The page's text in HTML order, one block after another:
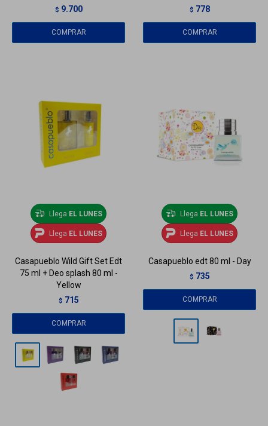
$ 9.700 $ 778
Llega EL LUNES
Llega EL LUNES
Casapueblo Wild Gift Set Edt
75 ml + Deo splash 80 ml -
Yellow
$ 715
Llega EL LUNES
Llega EL LUNES
Casapueblo edt 80 ml - Day
$ 735